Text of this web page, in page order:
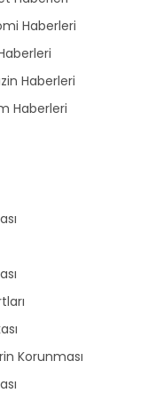
Haberleri
Haberleri
Haberleri
Korunması